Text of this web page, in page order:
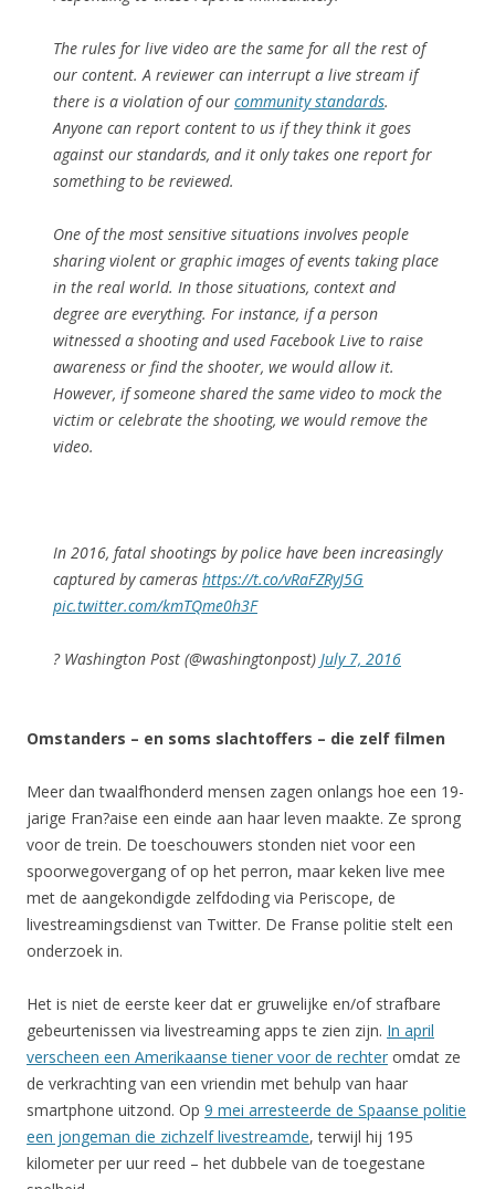
The rules for live video are the same for all the rest of
our content. A reviewer can interrupt a live stream if
there is a violation of our community standards.
Anyone can report content to us if they think it goes
against our standards, and it only takes one report for
something to be reviewed.
One of the most sensitive situations involves people
sharing violent or graphic images of events taking place
in the real world. In those situations, context and
degree are everything. For instance, if a person
witnessed a shooting and used Facebook Live to raise
awareness or find the shooter, we would allow it.
However, if someone shared the same video to mock the
victim or celebrate the shooting, we would remove the
video.
In 2016, fatal shootings by police have been increasingly
captured by cameras https://t.co/vRaFZRyJ5G
pic.twitter.com/kmTQme0h3F
? Washington Post (@washingtonpost) July 7, 2016
Omstanders – en soms slachtoffers – die zelf filmen
Meer dan twaalfhonderd mensen zagen onlangs hoe een 19-
jarige Fran?aise een einde aan haar leven maakte. Ze sprong
voor de trein. De toeschouwers stonden niet voor een
spoorwegovergang of op het perron, maar keken live mee
met de aangekondigde zelfdoding via Periscope, de
livestreamingsdienst van Twitter. De Franse politie stelt een
onderzoek in.
Het is niet de eerste keer dat er gruwelijke en/of strafbare
gebeurtenissen via livestreaming apps te zien zijn. In april
verscheen een Amerikaanse tiener voor de rechter omdat ze
de verkrachting van een vriendin met behulp van haar
smartphone uitzond. Op 9 mei arresteerde de Spaanse politie
een jongeman die zichzelf livestreamde, terwijl hij 195
kilometer per uur reed – het dubbele van de toegestane